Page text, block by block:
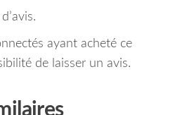
ayant acheté ce
de laisser un avis.